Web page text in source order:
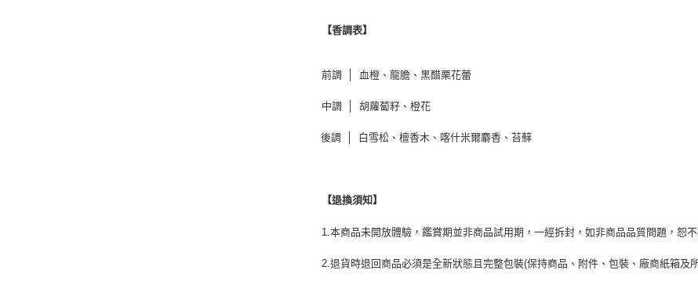
【香調表】
前調 │ 血橙、龍膽、黑醋栗花蕾
中調 │ 胡蘿蔔籽、橙花
後調 │ 白雪松、檀香木、喀什米爾麝香、苔蘚
【退換須知】
1.本商品未開放體驗，鑑賞期並非商品試用期，一經拆封，如非商品品質問題，恕不
2.退貨時退回商品必須是全新狀態且完整包裝(保持商品、附件、包裝、廠商紙箱及